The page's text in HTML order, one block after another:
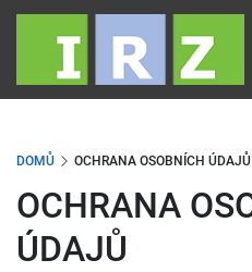
Přejít
obsahu
DOMŮ OCHRANA OSOBNÍCH ÚDAJŮ
OCHRANA
ÚDAJŮ